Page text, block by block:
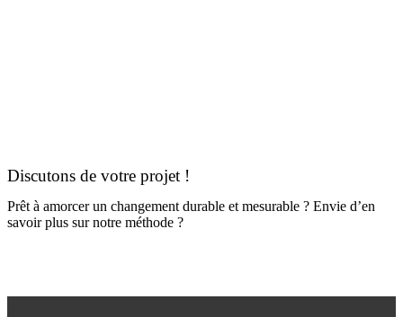
Discutons de votre projet !
Prêt à amorcer un changement durable et mesurable ? Envie d’en
savoir plus sur notre méthode ?